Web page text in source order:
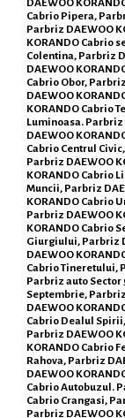
Cabrio Pipera,
Parbriz DAEWOO
KORANDO Cabrio
Colentina, Parbriz
DAEWOO
Cabrio Obor,
DAEWOO
KORANDO Cabrio
Luminoasa. Parbriz
DAEWOO
Cabrio Centrul
Parbriz DAEWOO
KORANDO Cabrio
Muncii, Parbriz
KORANDO Cabrio
Parbriz DAEWOO
KORANDO Cabrio
Giurgiului, Parbriz
DAEWOO
Cabrio Tineretului,
Parbriz auto Sector
Septembrie,
DAEWOO
Cabrio Dealul
Parbriz DAEWOO
KORANDO Cabrio
Rahova, Parbriz
DAEWOO
Cabrio Autobuzul.
Cabrio Crangasi,
Parbriz DAEWOO